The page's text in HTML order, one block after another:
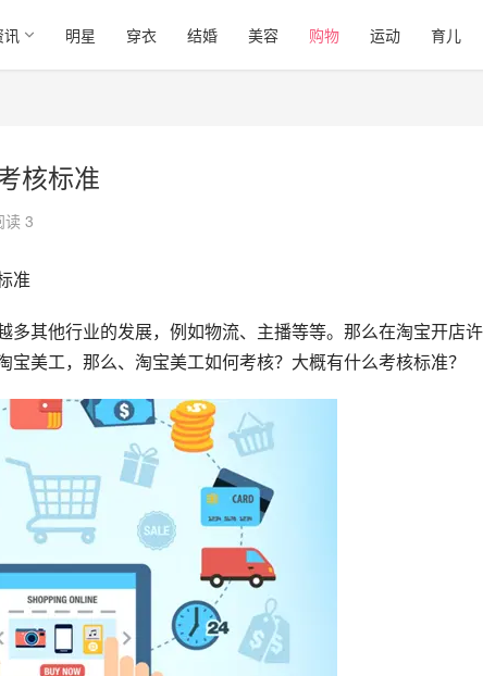
讯 明星 穿衣 结婚 美容 购物 运动 育儿
核标准
读 3
准
多其他行业的发展，例如物流、主播等等。那么在淘宝开店
美工，那么、淘宝美工如何考核？大概有什么考核标准？